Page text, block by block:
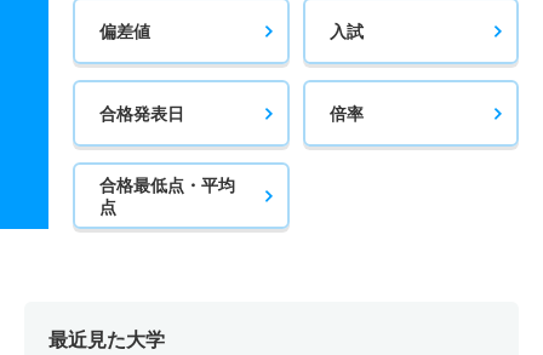
偏差値 入試
合格発表日 倍率
合格最低点・平均
点
最近見た大学